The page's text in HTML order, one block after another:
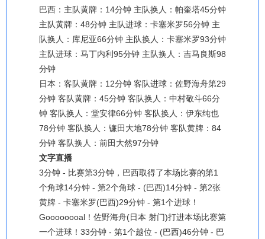
巴西：主队黄牌：14分钟 主队换人：帕奎塔45分钟
主队黄牌：48分钟 主队进球：卡塞米罗56分钟 主
队换人：库尼亚66分钟 主队换人：卡塞米罗93分钟
主队进球：马丁内利95分钟 主队换人：吉马良斯98
分钟
日本：客队黄牌：12分钟 客队进球：佐野海舟第29
分钟 客队黄牌：45分钟 客队换人：中村敬斗66分
钟 客队换人：堂安律66分钟 客队换人：伊东纯也
78分钟 客队换人：镰田大地78分钟 客队黄牌：84
分钟 客队换人：前田大然97分钟
文字直播
3分钟 - 比赛第3分钟，巴西取得了本场比赛的第1
个角球14分钟 - 第2个角球 - (巴西)14分钟 - 第2张
黄牌 - 卡塞米罗(巴西)29分钟 - 第1个进球！
Goooooooal！佐野海舟(日本 射门)打进本场比赛第
一个进球！33分钟 - 第1个越位 - (巴西)46分钟 - 巴